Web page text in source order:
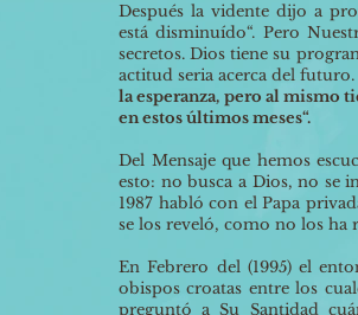
Después la vidente dijo a
está disminuído“. Pero
secretos. Dios tiene su
actitud seria acerca del
la esperanza, pero al mismo
en estos últimos meses“.
Del Mensaje que hemos
esto: no busca a Dios, no se
1987 habló con el Papa
se los reveló, como no los ha
En Febrero del (1995) el
obispos croatas entre los
preguntó a Su Santidad